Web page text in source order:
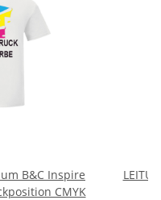
B&C Inspire
CMYK